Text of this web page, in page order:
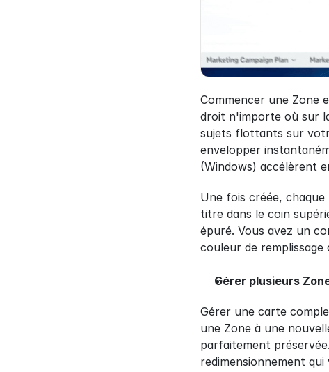
Commencer une Zone
droit n'importe où sur
sujets flottants sur
envelopper
(Windows) accélèrent
Une fois créée,
titre dans le coin
épuré. Vous avez un
couleur de
Gérer plusieurs
Gérer une carte
une Zone à une
parfaitement
redimensionnement